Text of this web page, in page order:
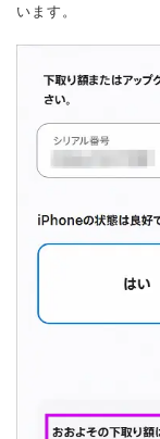
います。